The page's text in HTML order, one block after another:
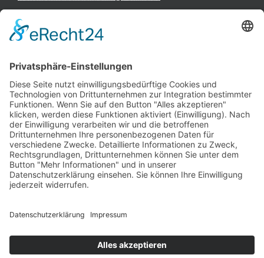
INFORMATIONEN
Test & Reparatur
Hersteller
Fehlerliste
Impressum
Datenschutzerklärung
AGB